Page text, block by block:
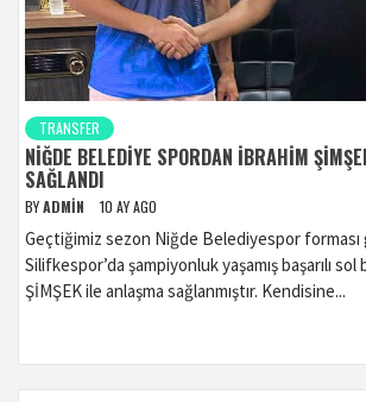
TRANSFER
NIĞDE BELEDIYE SPORDAN İBRAHIM
SAĞLANDI
BYADMIN 10 AY AGO
Geçtiğimiz sezon Niğde Belediyespor forması
Silifkespor’da şampiyonluk yaşamış başarılı
ŞİMŞEK ile anlaşma sağlanmıştır. Kendisine...